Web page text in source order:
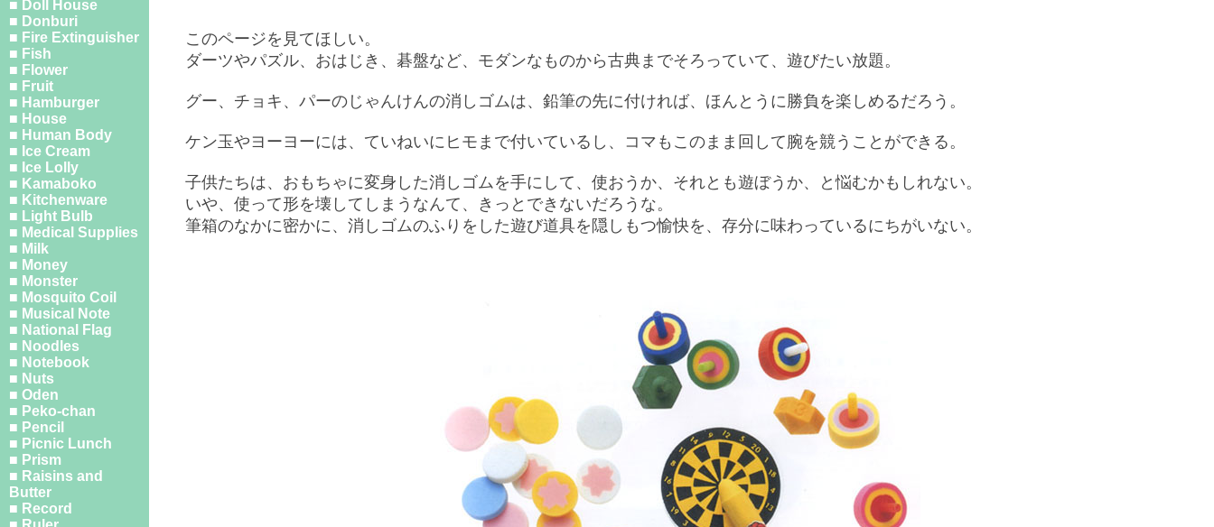
■ Doll House
■ Donburi
■ Fire Extinguisher
■ Fish
■ Flower
■ Fruit
■ Hamburger
■ House
■ Human Body
■ Ice Cream
■ Ice Lolly
■ Kamaboko
■ Kitchenware
■ Light Bulb
■ Medical Supplies
■ Milk
■ Money
■ Monster
■ Mosquito Coil
■ Musical Note
■ National Flag
■ Noodles
■ Notebook
■ Nuts
■ Oden
■ Peko-chan
■ Pencil
■ Picnic Lunch
■ Prism
■ Raisins and
Butter
■ Record
このページを見てほしい。
ダーツやパズル、おはじき、碁盤など、モダンなものから古典までそろっていて、遊びたい放題。
グー、チョキ、パーのじゃんけんの消しゴムは、鉛筆の先に付ければ、ほんとうに勝負を楽しめるだろう。
ケン玉やヨーヨーには、ていねいにヒモまで付いているし、コマもこのまま回して腕を競うことができる。
子供たちは、おもちゃに変身した消しゴムを手にして、使おうか、それとも遊ぼうか、と悩むかもしれない。
いや、使って形を壊してしまうなんて、きっとできないだろうな。
筆箱のなかに密かに、消しゴムのふりをした遊び道具を隠しもつ愉快を、存分に味わっているにちがいない。